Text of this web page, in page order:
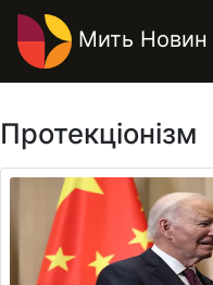
Мить Новин
Протекціонізм